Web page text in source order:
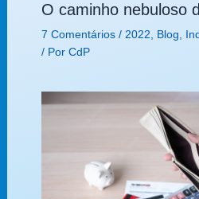
O caminho nebuloso
7 Comentários / 2022 Blog
/ Por CdP